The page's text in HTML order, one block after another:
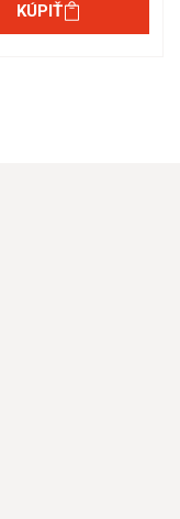
KÚPIŤ